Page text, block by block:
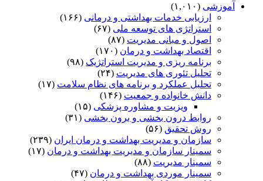
آموزشی (۱,۰۱۰)
ارزیابی خدمات بهداشتی و درمانی (۱۶۶)
استراتژی های توسعه ملی (۶۷)
اصول و مبانی مدیریت (۸۷)
اقتصاد بهداشت و درمان (۱۷۰)
برنامه ریزی و مدیریت استراتژیک (۹۸)
تحلیل تئوری های مدیریت (۲۴)
تحلیل عملکرد و برنامه های نظام سلامت (۱۷)
دانش خانواده و جمعیت (۱۴۶)
ویزیت و مشاوره پزشکی (۱۵)
روابط درون بخشی و برون بخشی (۳۱)
روش تحقیق (۵۶)
سازمان و مدیریت بهداشت و درمان ایران (۲۳۹)
سمینار سازمان و مدیریت بهداشت و درمان (۱۷)
سمینار مدیریت (۸۸)
سمینار موردی بهداشت و درمان (۴۷)